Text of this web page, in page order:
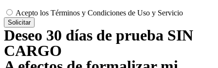
Acepto los Términos y Condiciones de Uso y Servicio
Solicitar
Deseo 30 días de prueba SIN
CARGO